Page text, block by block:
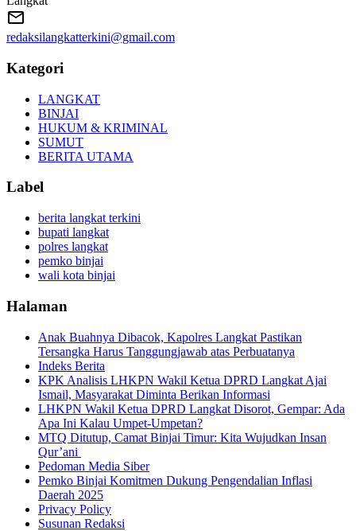
redaksilangkatterkini@gmail.com
Kategori
LANGKAT
BINJAI
HUKUM & KRIMINAL
SUMUT
BERITA UTAMA
Label
berita langkat terkini
bupati langkat
polres langkat
pemko binjai
wali kota binjai
Halaman
Anak Buahnya Dibacok, Kapolres Langkat Pastikan
Tersangka Harus Tanggungjawab atas Perbuatanya
Indeks Berita
KPK Analisis LHKPN Wakil Ketua DPRD Langkat Ajai
Ismail, Masyarakat Diminta Berikan Informasi
LHKPN Wakil Ketua DPRD Langkat Disorot, Gempar: Ada
Apa Ini Kalau Umpet-Umpetan?
MTQ Ditutup, Camat Binjai Timur: Kita Wujudkan Insan
Qur’ani
Pedoman Media Siber
Pemko Binjai Komitmen Dukung Pengendalian Inflasi
Daerah 2025
Privacy Policy
Susunan Redaksi